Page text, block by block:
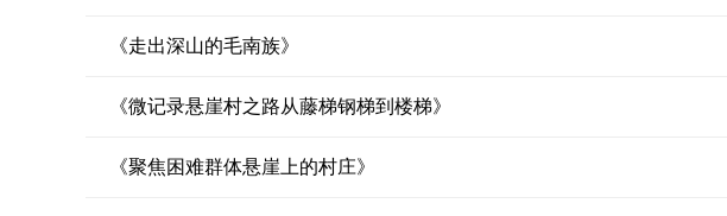
《走出深山的毛南族》
《微记录悬崖村之路从藤梯钢梯到楼梯》
《聚焦困难群体悬崖上的村庄》